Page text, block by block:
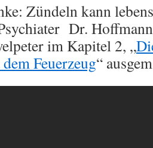
Zündeln kann
Dr.
im Kapitel 2, „
Feuerzeug“